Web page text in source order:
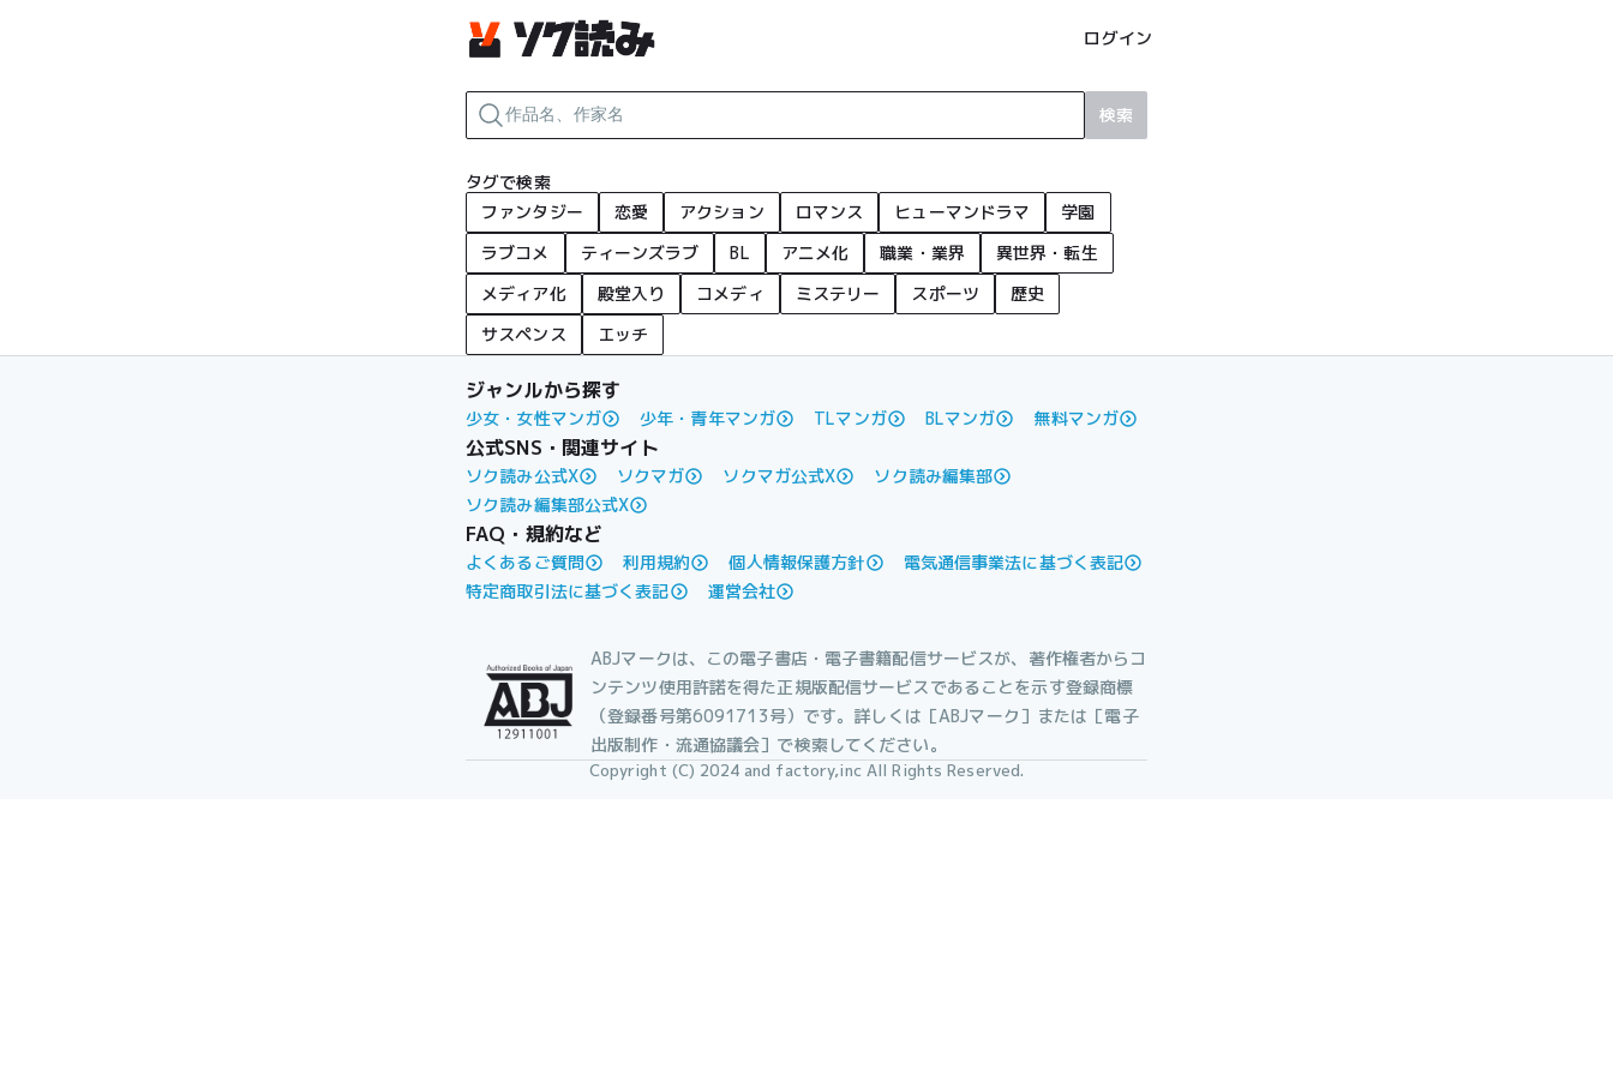
ログイン
検索
タグで検索
ファンタジー
恋愛 アクション ロマンス ヒューマンドラマ
学園
ラブコメ
ティーンズラブ BL アニメ化 職業・業界
異世界・転生
メディア化
殿堂入り コメディ ミステリー スポーツ
歴史
サスペンス
エッチ
ジャンルから探す
少女・女性マンガ 少年・青年マンガ TLマンガ BLマンガ 無料マンガ
公式SNS・関連サイト
ソク読み公式X ソクマガ ソクマガ公式X
ソク読み編集部
ソク読み編集部公式X
FAQ・規約など
よくあるご質問 利用規約 個人情報保護方針
電気通信事業法に基づく表記
特定商取引法に基づく表記
運営会社
ABJマークは、この電子書店・電子書籍配信サービスが、著作権者からコ
ンテンツ使用許諾を得た正規版配信サービスであることを示す登録商標
（登録番号第6091713号）です。詳しくは［ABJマーク］または［電子
出版制作・流通協議会］で検索してください。
Copyright (C) 2024 and factory,inc All Rights Reserved.